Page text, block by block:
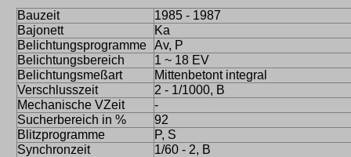
Bauzeit
1985 - 1987
Bajonett
Ka
Belichtungsprogramme
Av, P
Belichtungsbereich
1 ~ 18 EV
Belichtungsmeßart
Mittenbetont integral
Verschlusszeit
2 - 1/1000, B
Mechanische VZeit
-
Sucherbereich in %
92
Blitzprogramme
P, S
Synchronzeit
1/60 - 2, B